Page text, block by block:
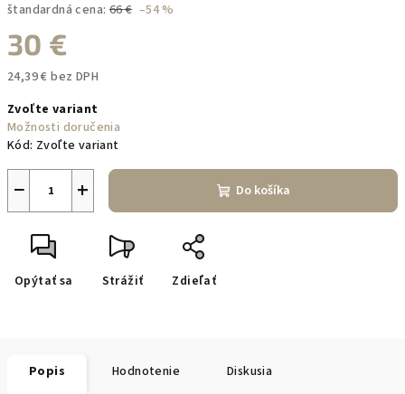
štandardná cena: 66 € –54 %
30 €
24,39 € bez DPH
cena:
Zvoľte variant
Možnosti doručenia
Kód: Zvoľte variant
+
− Do košíka
Opýtať sa Strážiť Zdieľať
Popis Hodnotenie Diskusia